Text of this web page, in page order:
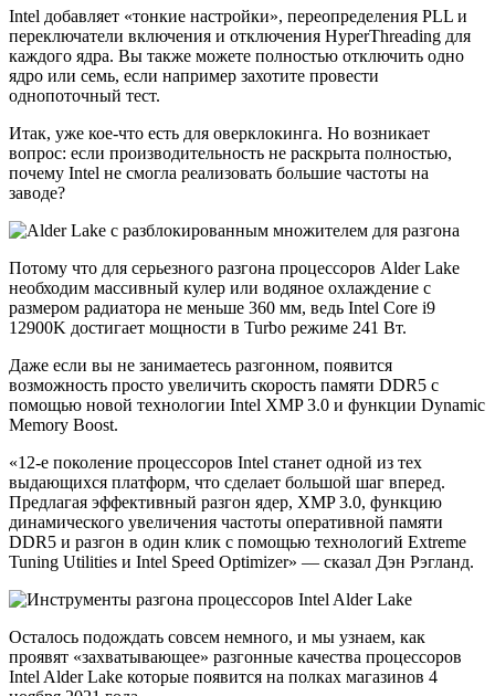
Intel добавляет «тонкие настройки», переопределения PLL и
переключатели включения и отключения HyperThreading для
каждого ядра. Вы также можете полностью отключить одно
ядро или семь, если например захотите провести
однопоточный тест.
Итак, уже кое-что есть для оверклокинга. Но возникает
вопрос: если производительность не раскрыта полностью,
почему Intel не смогла реализовать большие частоты на
заводе?
Потому что для серьезного разгона процессоров Alder Lake
необходим массивный кулер или водяное охлаждение с
размером радиатора не меньше 360 мм, ведь Intel Core i9
12900K достигает мощности в Turbo режиме 241 Вт.
Даже если вы не занимаетесь разгонном, появится
возможность просто увеличить скорость памяти DDR5 с
помощью новой технологии Intel XMP 3.0 и функции Dynamic
Memory Boost.
«12-е поколение процессоров Intel станет одной из тех
выдающихся платформ, что сделает большой шаг вперед.
Предлагая эффективный разгон ядер, XMP 3.0, функцию
динамического увеличения частоты оперативной памяти
DDR5 и разгон в один клик с помощью технологий Extreme
Tuning Utilities и Intel Speed Optimizer» — сказал Дэн Рэгланд.
Осталось подождать совсем немного, и мы узнаем, как
проявят «захватывающее» разгонные качества процессоров
Intel Alder Lake которые появится на полках магазинов 4